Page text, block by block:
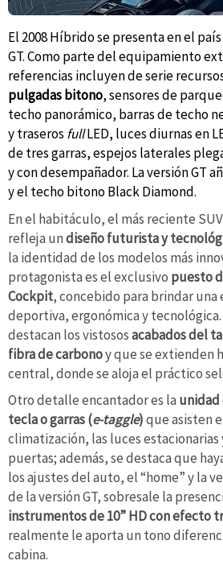
El 2008 Híbrido se presenta en el
GT. Como parte del equipamiento
referencias incluyen de serie
pulgadas bitono, sensores de
techo panorámico, barras de techo
y traseros fullLED, luces diurnas en
de tres garras, espejos laterales
y con desempañador. La versión GT
y el techo bitono Black Diamond.
En el habitáculo, el más reciente
refleja undiseño futurista y
la identidad de los modelos más
protagonista es el exclusivo puesto
Cockpit, concebido para brindar una
deportiva, ergonómica y tecnológica.
destacan los vistososacabados del
fibra de carbonoy que se extienden
central, donde se aloja el práctico
Otro detalle encantador es la
tecla o garras (e-taggle)que asisten
climatización, las luces
puertas; además, se destaca que
los ajustes del auto, el “home” y la
de la versión GT, sobresale la
instrumentos de 10” HD con efecto
realmente le aporta un tono
cabina.